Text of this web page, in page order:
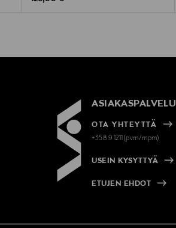
ASIAKASPALVELU
OTA YHTEYTTÄ
+358 9 1211(pvm/mpm)
USEIN KYSYTTYÄ
ETUJEN EHDOT